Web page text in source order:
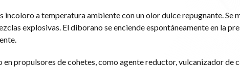
incoloro a temperatura ambiente con un olor dulce repugnante. Se
explosivas. El diborano se enciende espontáneamente en la
en propulsores de cohetes, como agente reductor, vulcanizador de